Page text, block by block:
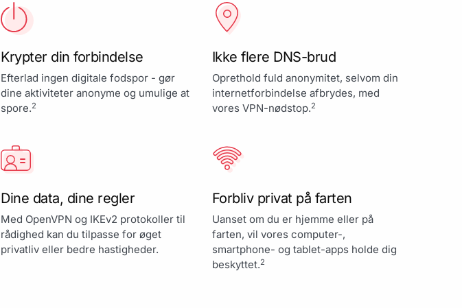
Krypter din forbindelse
Efterlad ingen digitale fodspor - gør
dine aktiviteter anonyme og umulige at
spore.2
Ikke flere DNS-brud
Oprethold fuld anonymitet, selvom din
internetforbindelse afbrydes, med
vores VPN-nødstop.2
Dine data, dine regler
Med OpenVPN og IKEv2 protokoller til
rådighed kan du tilpasse for øget
privatliv eller bedre hastigheder.
Forbliv privat på farten
Uanset om du er hjemme eller på
farten, vil vores computer-,
smartphone- og tablet-apps holde dig
beskyttet.2